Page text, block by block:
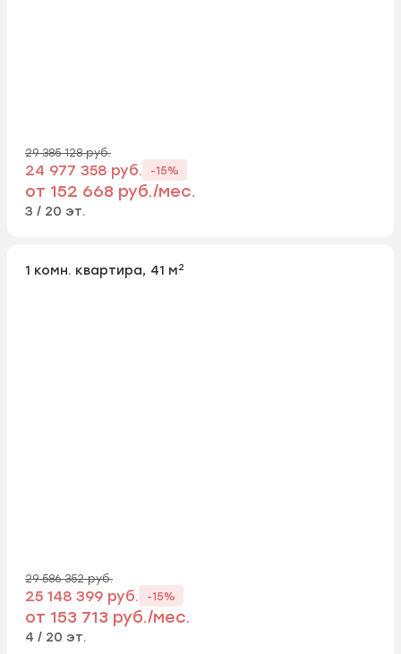
29 385 128 руб.
24 977 358 руб. -15%
от 152 668 руб./мес.
3 / 20 эт.
1 комн. квартира, 41 м2
29 586 352 руб.
25 148 399 руб. -15%
от 153 713 руб./мес.
4 / 20 эт.